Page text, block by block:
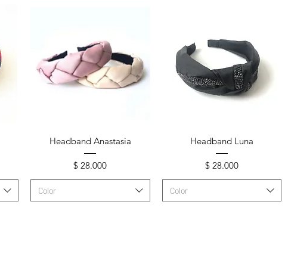
Vista rápida
Headband Anastasia
Precio
$ 28.000
Color
Vista rápida
Headband Luna
Precio
$ 28.000
Color